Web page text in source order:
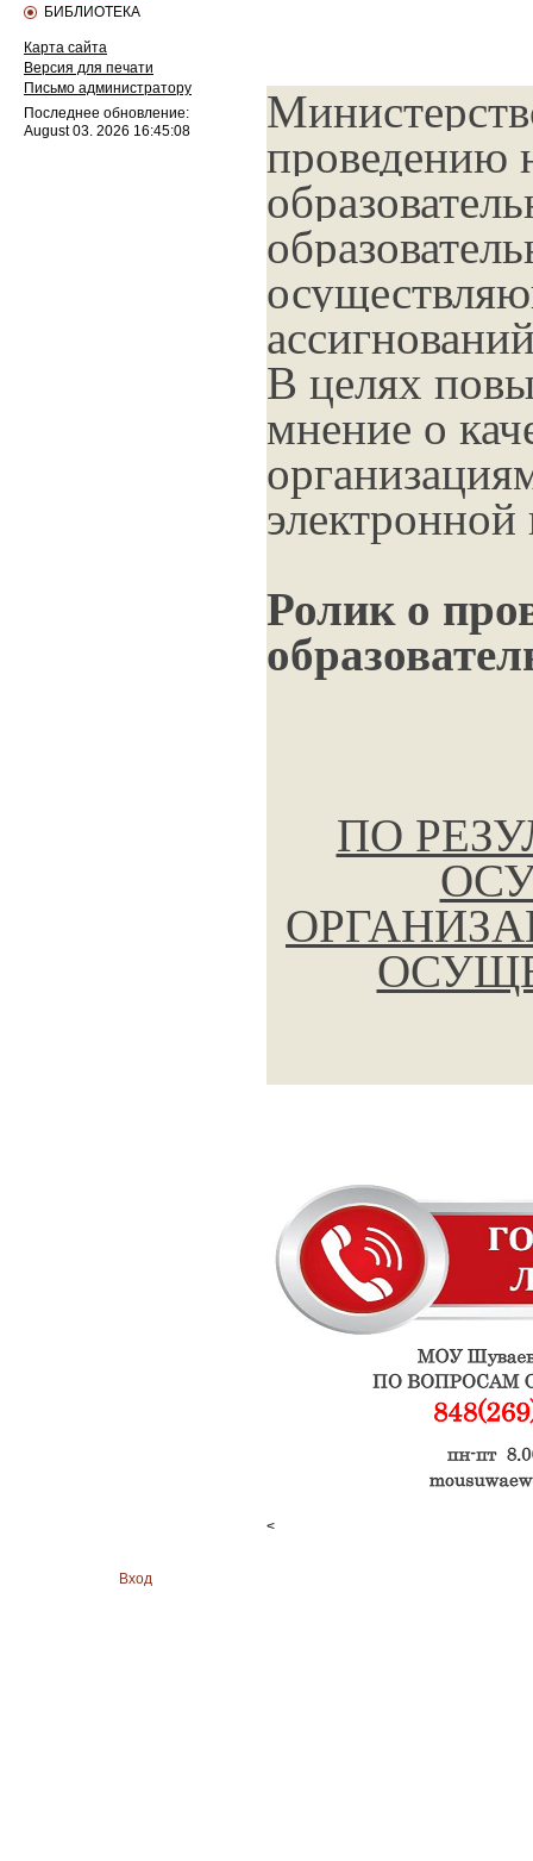
БИБЛИОТЕКА
Карта сайта
Версия для печати
Письмо администратору
Последнее обновление:
August 03. 2026 16:45:08
проведению
В целях
мнение о
Ролик о
ПО
<
Вход